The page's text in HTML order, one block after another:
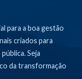
para a boa gestão
criados para
Seja
da transformação